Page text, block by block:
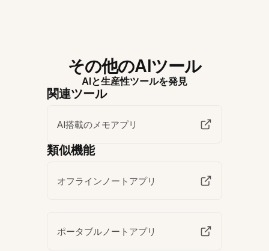
その他のAIツール
AIと生産性ツールを発見
関連ツール
AI搭載のメモアプリ
類似機能
オフラインノートアプリ
ポータブルノートアプリ